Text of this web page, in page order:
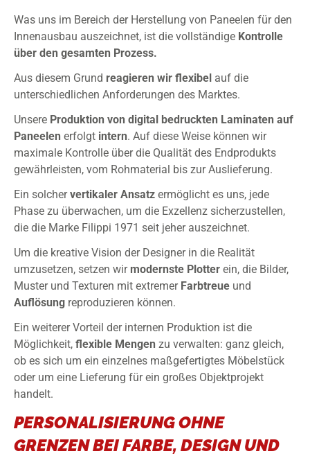
Was uns im Bereich der Herstellung von Paneelen für den
Innenausbau auszeichnet, ist die vollständige Kontrolle
über den gesamten Prozess.
Aus diesem Grund reagieren wir flexibel auf die
unterschiedlichen Anforderungen des Marktes.
Unsere Produktion von digital bedruckten Laminaten auf
Paneelen erfolgt intern. Auf diese Weise können wir
maximale Kontrolle über die Qualität des Endprodukts
gewährleisten, vom Rohmaterial bis zur Auslieferung.
Ein solchervertikaler Ansatz ermöglicht es uns, jede
Phase zu überwachen, um die Exzellenz sicherzustellen,
die die Marke Filippi 1971 seit jeher auszeichnet.
Um die kreative Vision der Designer in die Realität
umzusetzen, setzen wir modernste Plotter ein, die Bilder,
Muster und Texturen mit extremer Farbtreue und
Auflösung reproduzieren können.
Ein weiterer Vorteil der internen Produktion ist die
Möglichkeit, flexible Mengen zu verwalten: ganz gleich,
ob es sich um ein einzelnes maßgefertigtes Möbelstück
oder um eine Lieferung für ein großes Objektprojekt
handelt.
PERSONALISIERUNG OHNE
GRENZEN BEI FARBE, DESIGN UND